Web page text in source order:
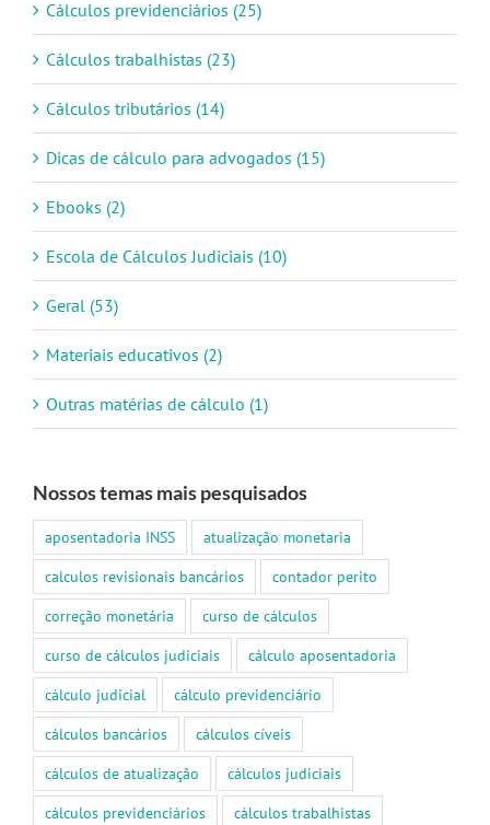
Cálculos previdenciários (25)
Cálculos trabalhistas (23)
Cálculos tributários (14)
Dicas de cálculo para advogados (15)
Ebooks (2)
Escola de Cálculos Judiciais (10)
Geral (53)
Materiais educativos (2)
Outras matérias de cálculo (1)
Nossos temas mais pesquisados
aposentadoria INSS
atualização monetaria
calculos revisionais bancários
contador perito
correção monetária
curso de cálculos
curso de cálculos judiciais
cálculo aposentadoria
cálculo judicial
cálculo previdenciário
cálculos bancários
cálculos cíveis
cálculos de atualização
cálculos judiciais
cálculos previdenciários
cálculos trabalhistas